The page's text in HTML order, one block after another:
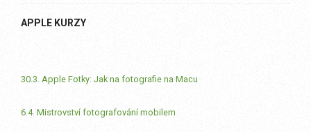
APPLE KURZY
30.3. Apple Fotky: Jak na fotografie na Macu
6.4. Mistrovství fotografování mobilem